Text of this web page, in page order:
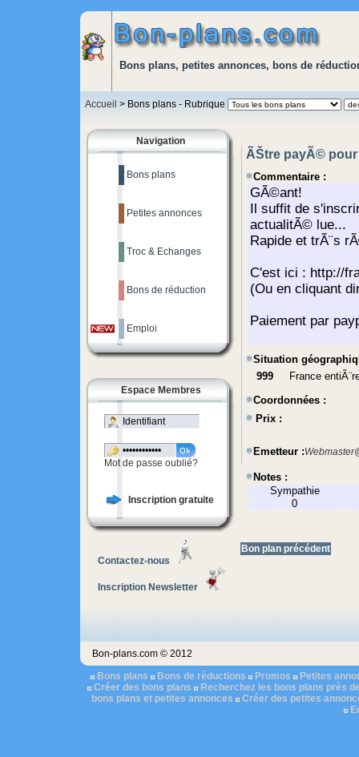
Bons plans, petites annonces, bons de
Accueil > Bons plans - Rubrique
Navigation
Bons plans
Petites annonces
Troc & Echanges
Bons de réduction
Emploi
Espace Membres
Mot de passe oublié?
Inscription gratuite
Contactez-nous
Inscription Newsletter
ÃŠtre payÃ©
Commentaire :
Situation
999
France
Coordonnées :
Prix :
Emetteur :
Notes :
Sympathie
0
Bon plan précédent
Bon-plans.com © 2012
Bons plans
Bons de réductions Promos
Petites
Créer des bons plans
Recherchez les bons plans près
bons plans et petites annonces
Créer des petites